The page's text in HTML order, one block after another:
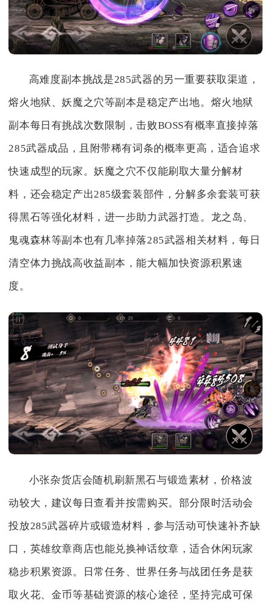
高难度副本挑战是285武器的另一重要获取渠道，
熔火地狱、妖魔之穴等副本是稳定产出地。熔火地狱
副本每日有挑战次数限制，击败BOSS有概率直接掉落
285武器成品，且附带稀有词条的概率更高，适合追求
快速成型的玩家。妖魔之穴不仅能刷取大量分解材
料，还会稳定产出285级套装部件，分解多余套装可获
得黑石等强化材料，进一步助力武器打造。龙之岛、
鬼魂森林等副本也有几率掉落285武器相关材料，每日
清空体力挑战高收益副本，能大幅加快资源积累速
度。
小张杂货店会随机刷新黑石与锻造素材，价格波
动较大，建议每日查看并按需购买。部分限时活动会
投放285武器碎片或锻造材料，参与活动可快速补齐缺
口，英雄纹章商店也能兑换神话纹章，适合休闲玩家
稳步积累资源。日常任务、世界任务与战团任务是获
取火花、金币等基础资源的核心途径，坚持完成可保